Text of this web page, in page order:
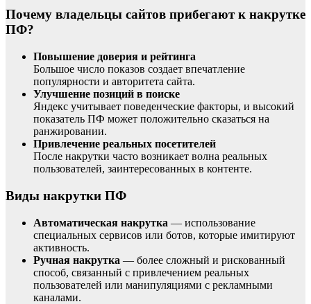
Почему владельцы сайтов прибегают к накрутке
ПФ?
Повышение доверия и рейтинга
Большое число показов создает впечатление
популярности и авторитета сайта.
Улучшение позиций в поиске
Яндекс учитывает поведенческие факторы, и высокий
показатель ПФ может положительно сказаться на
ранжировании.
Привлечение реальных посетителей
После накрутки часто возникает волна реальных
пользователей, заинтересованных в контенте.
Виды накрутки ПФ
Автоматическая накрутка — использование
специальных сервисов или ботов, которые имитируют
активность.
Ручная накрутка — более сложный и рискованный
способ, связанный с привлечением реальных
пользователей или манипуляциями с рекламными
каналами.